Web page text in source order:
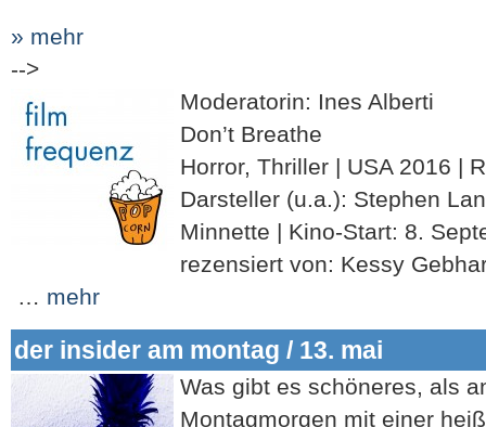
» mehr
-->
Moderatorin: Ines Alberti
Don’t Breathe
Horror, Thriller | USA 2016 |
Darsteller (u.a.): Stephen
Minnette | Kino-Start: 8.
rezensiert von: Kessy
… mehr
der insider am montag / 13. mai
Was gibt es schöneres, als
Montagmorgen mit einer